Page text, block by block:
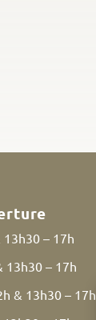
13h30 – 17h
13h30 – 17h
& 13h30 – 17h